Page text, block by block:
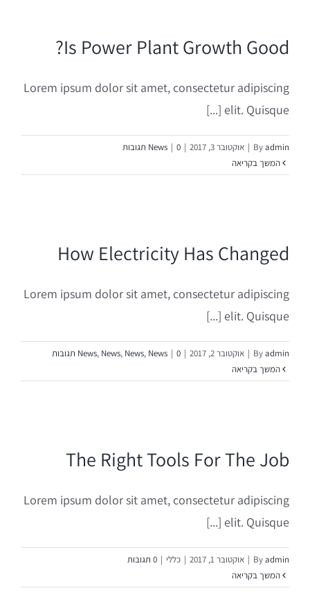
שותפות ברכישת נדל"ן פוטנציאלי
השקעות נדל"ן בספרד
השקעות עסקיות במיזמים וחברות
Is Power Plant Growth Good?
Lorem ipsum dolor sit amet, consectetur adipiscing
elit. Quisque [...]
Byadmin
| אוקטובר 3, 2017 |
News | 0 תגובות
המשך בקריאה
How Electricity Has Changed
Lorem ipsum dolor sit amet, consectetur adipiscing
elit. Quisque [...]
Byadmin
| אוקטובר 2, 2017 |
News, News, News, News | 0 תגובות
המשך בקריאה
The Right Tools For The Job
Lorem ipsum dolor sit amet, consectetur adipiscing
elit. Quisque [...]
Byadmin
| אוקטובר 1, 2017 | כללי | 0 תגובות
המשך בקריאה